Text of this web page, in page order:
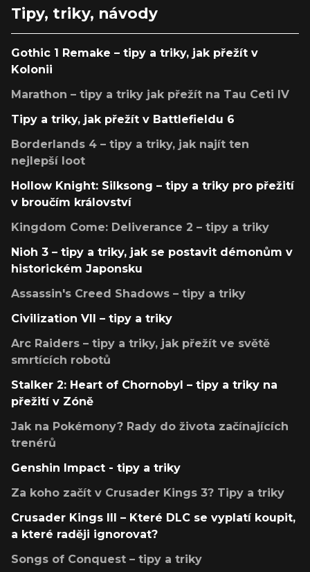
Tipy, triky, návody
Gothic 1 Remake – tipy a triky, jak přežít v
Kolonii
Marathon – tipy a triky jak přežít na Tau Ceti IV
Tipy a triky, jak přežít v Battlefieldu 6
Borderlands 4 – tipy a triky, jak najít ten
nejlepší loot
Hollow Knight: Silksong – tipy a triky pro přežití
v broučím království
Kingdom Come: Deliverance 2 – tipy a triky
Nioh 3 – tipy a triky, jak se postavit démonům v
historickém Japonsku
Assassin's Creed Shadows – tipy a triky
Civilization VII – tipy a triky
Arc Raiders – tipy a triky, jak přežít ve světě
smrtících robotů
Stalker 2: Heart of Chornobyl – tipy a triky na
přežití v Zóně
Jak na Pokémony? Rady do života začínajících
trenérů
Genshin Impact - tipy a triky
Za koho začít v Crusader Kings 3? Tipy a triky
Crusader Kings III – Které DLC se vyplatí koupit,
a které raději ignorovat?
Songs of Conquest – tipy a triky